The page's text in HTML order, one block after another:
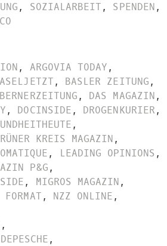
, SOZIALARBEIT, SPENDEN,
, ARGOVIA TODAY,
, BASLER ZEITUNG,
, DAS MAGAZIN,
, DOCINSIDE, DROGENKURIER,
,
KREIS MAGAZIN,
, LEADING OPINIONS ,
P&G,
, MIGROS MAGAZIN,
FORMAT, NZZ ONLINE,
,
,